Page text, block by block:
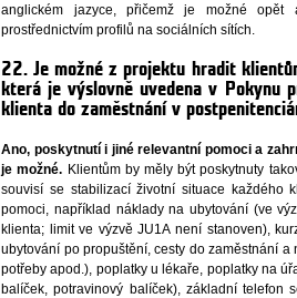
anglickém jazyce, přičemž je možné opět
prostřednictvím profilů na sociálních sítích.
22. Je možné z projektu hradit
která je výslovně uvedena v Pokynu
klienta do zaměstnání v
Ano, poskytnutí i jiné relevantní pomoci a
je možné. Klientům by měly být poskytnuty
souvisí se stabilizací životní situace každého
pomoci, například náklady na ubytování (ve
klienta; limit ve výzvě JU1A není stanoven),
ubytování po propuštění, cesty do zaměstnání
potřeby apod.), poplatky u lékaře, poplatky na
balíček, potravinový balíček), základní telefon